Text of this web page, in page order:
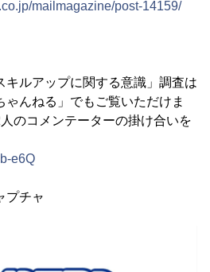
mailmagazine/post-14159/
キルアップに関する意識」調査は
んねる」でもご覧いただけま
のコメンテーターの掛け合いを
e6Q
プチャ